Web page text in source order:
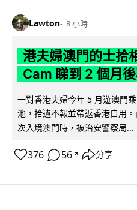
Lawton 8 小時
港夫婦澳門的士拾
Cam 睇到 2 個月
一對香港夫婦今年 5 月遊澳門
池，拾遺不報並帶返香港自用
次入境澳門時，被治安警察局...
376 56 ↗ 分享